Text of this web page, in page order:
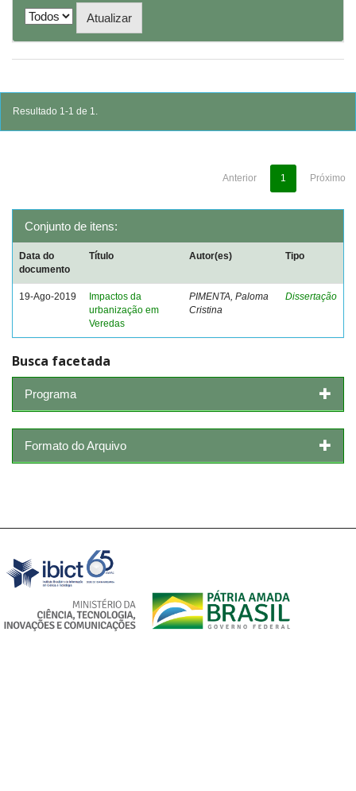
Resultado 1-1 de 1.
Anterior 1 Próximo
Conjunto de itens:
Data do
documento
Título Autor(es) Tipo
19-Ago-2019
Impactos da
urbanização em
Veredas
PIMENTA, Paloma
Cristina
Dissertação
Busca facetada
Programa
Formato do Arquivo